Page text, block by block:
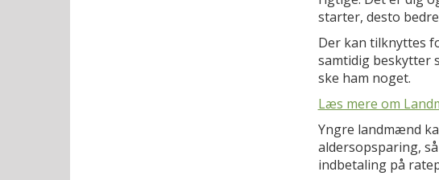
starter, desto
Der kan tilknyttes
samtidig beskytter
ske ham noget.
Læs mere om
Yngre landmænd
aldersopsparing,
indbetaling på